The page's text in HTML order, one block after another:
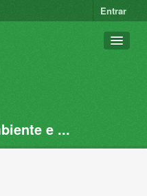
Entrar
e ...